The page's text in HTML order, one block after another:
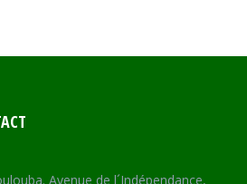
Avenue de l´Indépendance,